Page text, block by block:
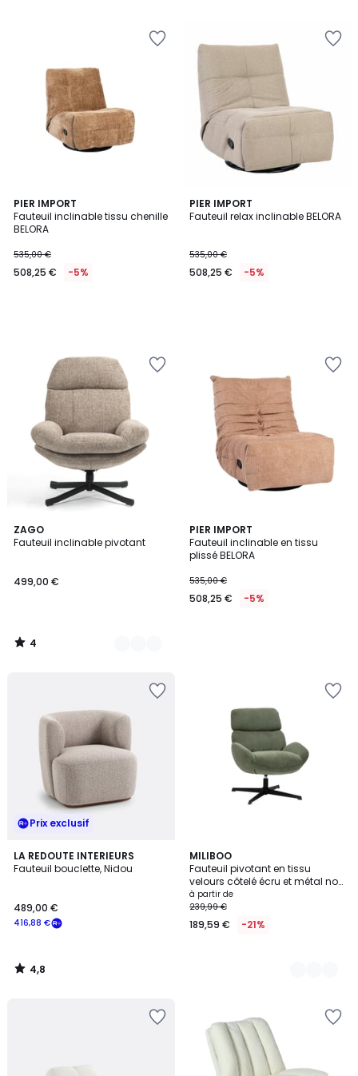
PIER IMPORT
Fauteuil inclinable tissu chenille
BELORA
535,00 €
508,25 € -5%
PIER IMPORT
Fauteuil relax inclinable BELORA
535,00 €
508,25 € -5%
ZAGO
Fauteuil inclinable pivotant
499,00 €
4
/
4
Couleurs
4
/
PIER IMPORT
Fauteuil inclinable en tissu
plissé BELORA
535,00 €
508,25 € -5%
Prix exclusif
LA REDOUTE INTERIEURS
Fauteuil bouclette, Nidou
416,88 €
489,00 €
4,8
/ 5
4,8
/
MILIBOO
Fauteuil pivotant en tissu
velours côtelé écru et métal noir
KLEM
à partir de
239,99 €
189,59 € -21%
2
Couleurs